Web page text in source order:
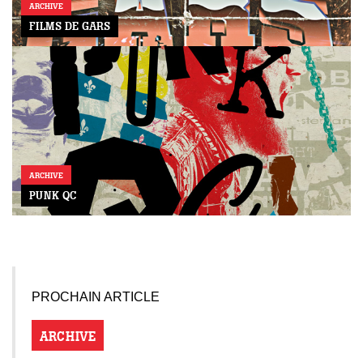
ARCHIVE
FILMS DE GARS
ARCHIVE
PUNK QC
PROCHAIN ARTICLE
ARCHIVE